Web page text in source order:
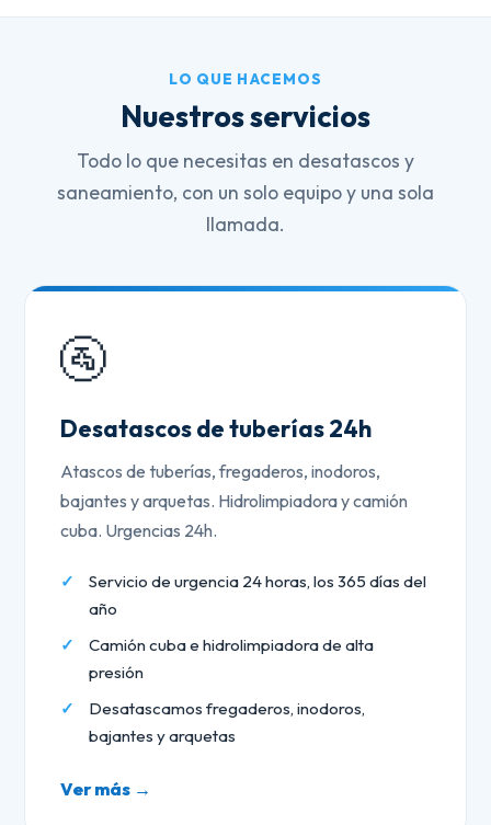
LO QUE HACEMOS
Nuestros servicios
Todo lo que necesitas en desatascos y
saneamiento, con un solo equipo y una sola
llamada.
🚰
Desatascos de tuberías 24h
Atascos de tuberías, fregaderos, inodoros,
bajantes y arquetas. Hidrolimpiadora y camión
cuba. Urgencias 24h.
Servicio de urgencia 24 horas, los 365 días del
año
Camión cuba e hidrolimpiadora de alta
presión
Desatascamos fregaderos, inodoros,
bajantes y arquetas
Ver más →